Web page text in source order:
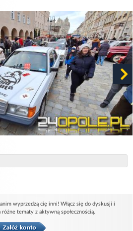
wyprzedzą cię inni! Włącz się do dyskusji i
tematy z aktywną społecznością.